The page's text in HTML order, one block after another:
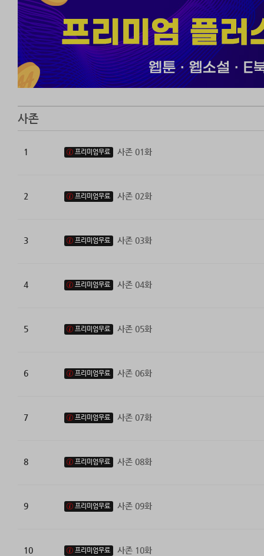
사존
1 프리미엄무료 사존 01화
2 프리미엄무료 사존 02화
3 프리미엄무료 사존 03화
4 프리미엄무료 사존 04화
5 프리미엄무료 사존 05화
6 프리미엄무료 사존 06화
7 프리미엄무료 사존 07화
8 프리미엄무료 사존 08화
9 프리미엄무료 사존 09화
10 프리미엄무료 사존 10화